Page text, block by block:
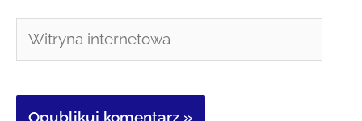
Witryna
internetowa